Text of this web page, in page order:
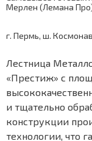
Мерлен (Лемана
г. Пермь, ш.
Лестница
«Престиж» с
и тщательно
конструкции
технологии, что